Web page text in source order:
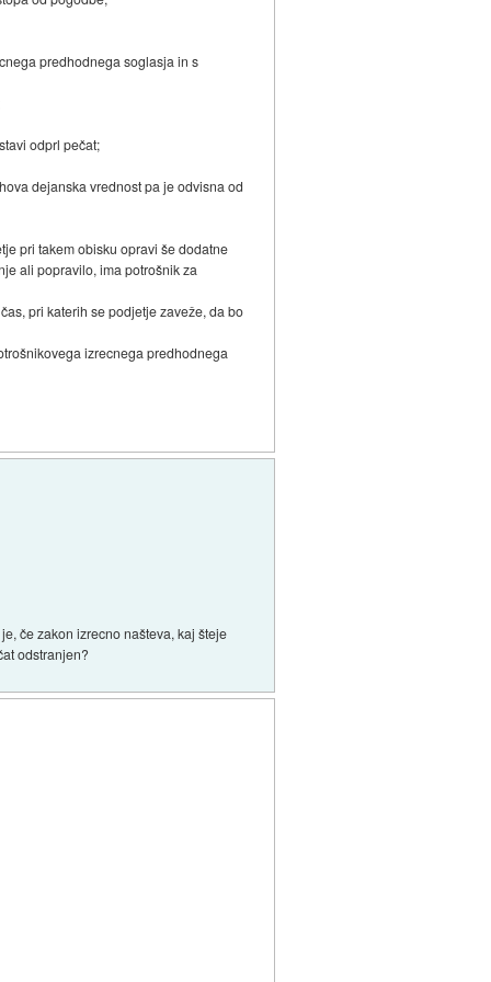
predhodnega soglasja in s
odprl pečat;
dejanska vrednost pa je odvisna od
pri takem obisku opravi še dodatne
ali popravilo, ima potrošnik za
pri katerih se podjetje zaveže, da bo
izrecnega predhodnega
če zakon izrecno našteva, kaj šteje
odstranjen?